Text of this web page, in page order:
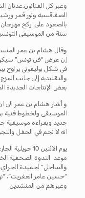
وعبر كل الفنانون,عدنان
الصفاقسية ونور قمر
سنة من الموسيقى
وقال هشام بن عمر
إن عرض “فن تونس”
في شكل بوليفوني يراوح بين
والتقليدية إلى جانب
بعض الإنتاجات
الموسيقى ولخطوط فنية
جديد وبقراءة موسيقية
انه لا نجم في الحفل
يوم الاثنين
موعد الندوة الصحفية
والساحل” لحميدة
“حسين عامر العفريت”،
وغيرهم من المنشدين